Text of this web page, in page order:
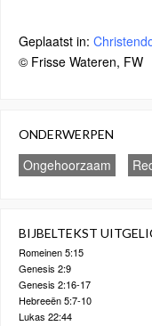
Geplaatst in:
© Frisse Wateren, FW
ONDERWERPEN
Ongehoorzaam
BIJBELTEKST
Romeinen 5:15
Genesis 2:9
Genesis 2:16-17
Hebreeën 5:7-10
Lukas 22:44